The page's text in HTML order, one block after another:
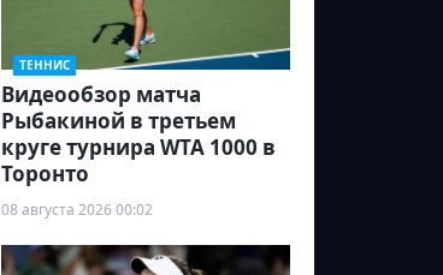
ТЕННИС
Видеообзор матча
Рыбакиной в третьем
круге турнира WTA 1000 в
Торонто
08 августа 2026 00:02